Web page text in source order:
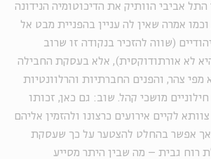
אביבי הוותיק את הדיכוטומיה הנידונה
וכמו אמרה שאין לה עניין בהפניית מבט אל
(שווה להזכיר בנקודה זו שרוב
לא אורתודוקסית), אלא בעסקת החבילה
צהר, והפנים החברתיות והרלוונטיות
מושכי קהל. שוב: גם כאן, זכותו
לקיים אירועים כרצונו ולהזמין אליהם
אך אפשר בהחלט להצטער על כך שעסקת
רוח גבית – מה שבין היתר מסייע